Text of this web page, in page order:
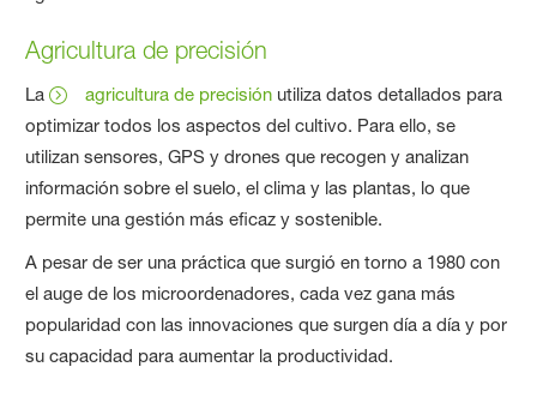
Agricultura de precisión
La agricultura de precisión utiliza datos detallados para
optimizar todos los aspectos del cultivo. Para ello, se
utilizan sensores, GPS y drones que recogen y analizan
información sobre el suelo, el clima y las plantas, lo que
permite una gestión más eficaz y sostenible.
A pesar de ser una práctica que surgió en torno a 1980 con
el auge de los microordenadores, cada vez gana más
popularidad con las innovaciones que surgen día a día y por
su capacidad para aumentar la productividad.